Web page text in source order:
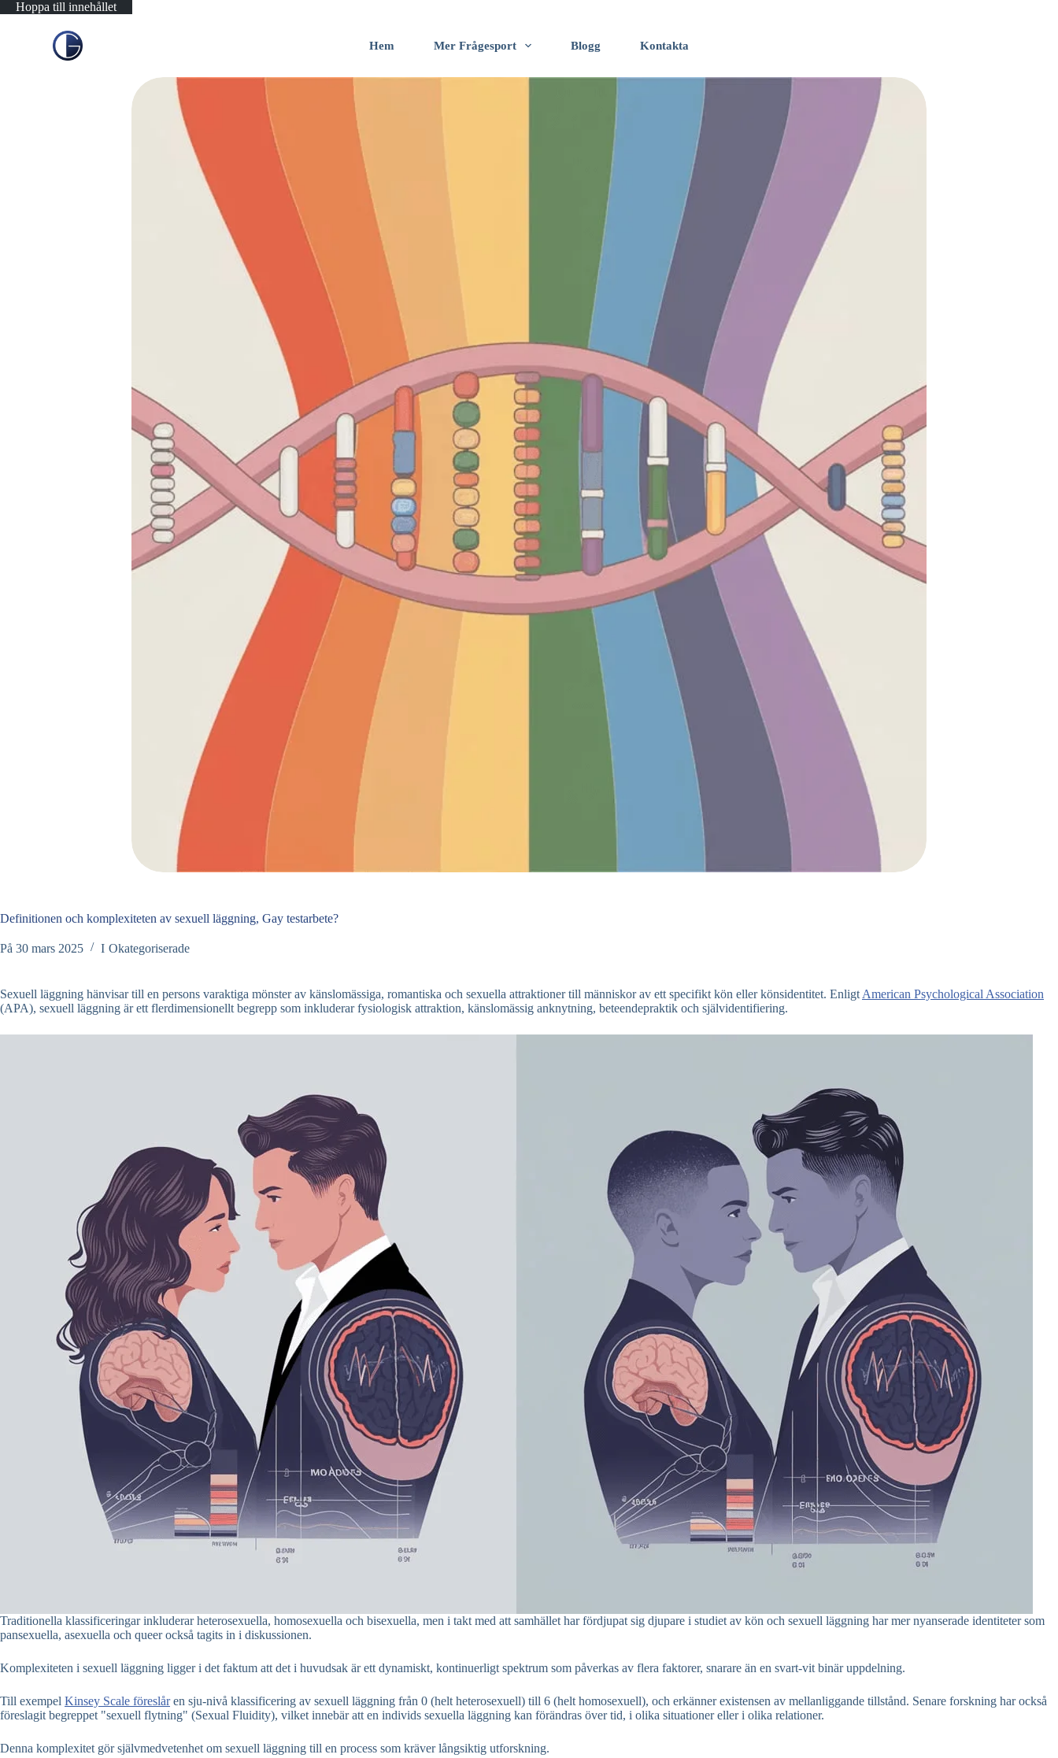
Hoppa till innehållet
Hem Mer Frågesport Blogg Kontakta
Definitionen och komplexiteten av sexuell läggning, Gay testarbete?
På 30 mars 2025 I Okategoriserade
Sexuell läggning hänvisar till en persons varaktiga mönster av känslomässiga, romantiska och sexuella attraktioner till människor av ett specifikt kön eller könsidentitet. Enligt American Psychological Association
(APA), sexuell läggning är ett flerdimensionellt begrepp som inkluderar fysiologisk attraktion, känslomässig anknytning, beteendepraktik och självidentifiering.
Traditionella klassificeringar inkluderar heterosexuella, homosexuella och bisexuella, men i takt med att samhället har fördjupat sig djupare i studiet av kön och sexuell läggning har mer nyanserade identiteter som
pansexuella, asexuella och queer också tagits in i diskussionen.
Komplexiteten i sexuell läggning ligger i det faktum att det i huvudsak är ett dynamiskt, kontinuerligt spektrum som påverkas av flera faktorer, snarare än en svart-vit binär uppdelning.
Till exempel Kinsey Scale föreslåren sju-nivå klassificering av sexuell läggning från 0 (helt heterosexuell) till 6 (helt homosexuell), och erkänner existensen av mellanliggande tillstånd. Senare forskning har också
föreslagit begreppet "sexuell flytning" (Sexual Fluidity), vilket innebär att en individs sexuella läggning kan förändras över tid, i olika situationer eller i olika relationer.
Denna komplexitet gör självmedvetenhet om sexuell läggning till en process som kräver långsiktig utforskning.